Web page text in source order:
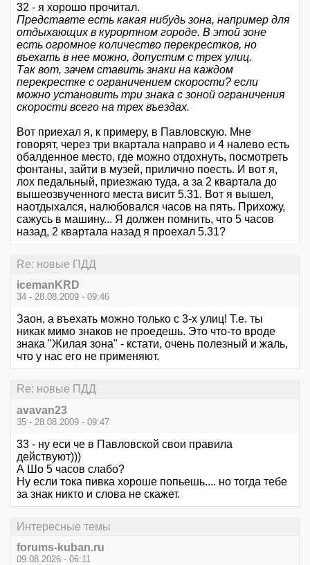
32 - я хорошо прочитал.
Представте есть какая нибудь зона, например для
отдыхающих в курортном городе. В этой зоне
есть огромное количество перекрестков, но
въехать в нее можно, допустим с трех улиц.
Так вот, зачем ставить знаки на каждом
перекрестке с ограничением скорости? если
можно установить три знака с зоной ограничения
скорости всего на трех въездах.
Вот приехал я, к примеру, в Павловскую. Мне
говорят, через три вкартала направо и 4 налево есть
обалденное место, где можно отдохнуть, посмотреть
фонтаны, зайти в музей, прилично поесть. И вот я,
лох педальный, приезжаю туда, а за 2 квартала до
вышеозвученного места висит 5.31. Вот я вышел,
наотдыхался, налюбовался часов на пять. Прихожу,
сажусь в машину... Я должен помнить, что 5 часов
назад, 2 квартала назад я проехал 5.31?
Re: новые ПДД
icemanKRD
34 - 28.08.2009 - 09:46
Заон, а въехать можно только с 3-х улиц! Т.е. ты
никак мимо знаков не проедешь. Это что-то вроде
знака "Жилая зона" - кстати, очень полезный и жаль,
что у нас его не применяют.
Re: новые ПДД
avavan23
35 - 28.08.2009 - 09:47
33 - ну еси че в Павловской свои правила
действуют)))
А Шо 5 часов слабо?
Ну если тока пивка хороше попьешь.... но тогда тебе
за знак никто и слова не скажет.
Интересные темы
forums-kuban.ru
09.08.2026 - 06:11